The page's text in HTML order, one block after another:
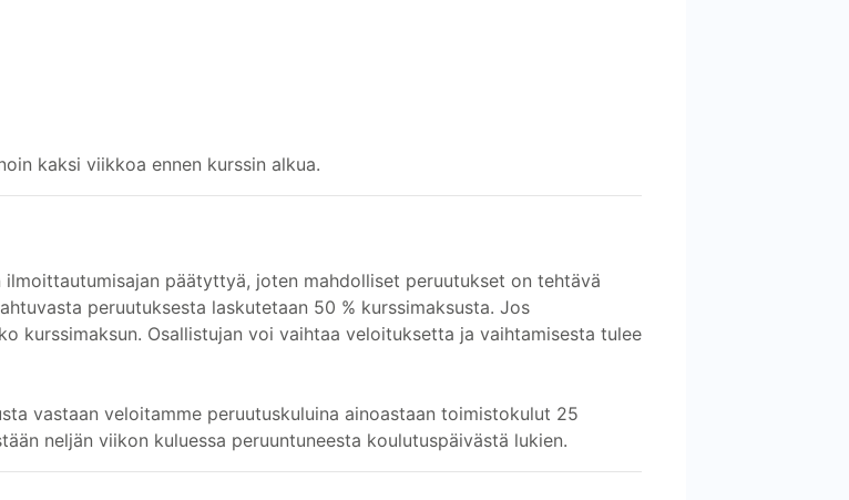
kaksi viikkoa ennen kurssin alkua.
päätyttyä, joten mahdolliset peruutukset on tehtävä
peruutuksesta laskutetaan 50 % kurssimaksusta. Jos
kurssimaksun. Osallistujan voi vaihtaa veloituksetta ja vaihtamisesta tulee
vastaan veloitamme peruutuskuluina ainoastaan toimistokulut 25
neljän viikon kuluessa peruuntuneesta koulutuspäivästä lukien.